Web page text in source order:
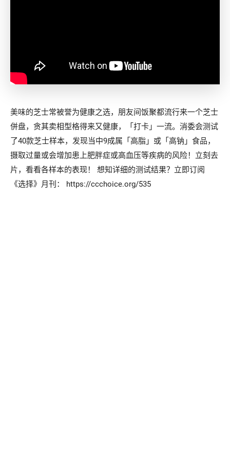
美味的芝士常被誉为健康之选，朋友间饭聚都流行来一个芝士
併盘，贪其卖相型格得来又健康，「打卡」一流。消委会测试
了40款芝士样本，发现当中9成属「高脂」或「高钠」食品，
摄取过量或会增加患上肥胖症或高血压等疾病的风险！立刻去
片，看看各样本的表现！ 想知详细的测试结果？立即订阅
《选择》月刊： https://ccchoice.org/535